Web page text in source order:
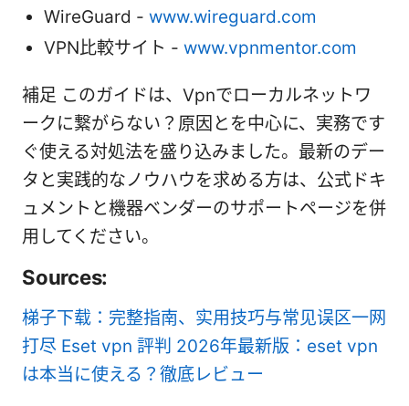
WireGuard - www.wireguard.com
VPN比較サイト - www.vpnmentor.com
補足 このガイドは、Vpnでローカルネットワ
ークに繋がらない？原因とを中心に、実務です
ぐ使える対処法を盛り込みました。最新のデー
タと実践的なノウハウを求める方は、公式ドキ
ュメントと機器ベンダーのサポートページを併
用してください。
Sources:
梯子下载：完整指南、实用技巧与常见误区一网
打尽 Eset vpn 評判 2026年最新版：eset vpn
は本当に使える？徹底レビュー